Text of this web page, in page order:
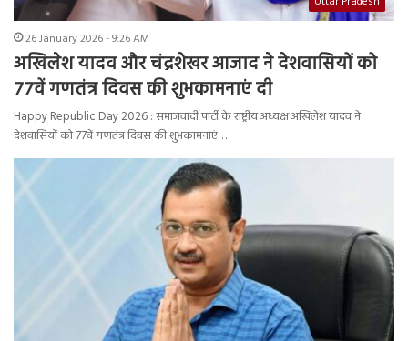
26 January 2026 - 9:26 AM
अखिलेश यादव और चंद्रशेखर आजाद ने देशवासियों को
77वें गणतंत्र दिवस की शुभकामनाएं दी
Happy Republic Day 2026 : समाजवादी पार्टी के राष्ट्रीय अध्यक्ष अखिलेश यादव ने
देशवासियों को 77वें गणतंत्र दिवस की शुभकामनाएं…